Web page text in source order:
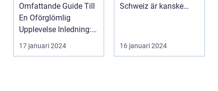
Omfattande Guide Till
En Oförglömlig
Upplevelse Inledning:
Italien, ett land...
17 januari 2024
Schweiz är kanske
16 januari 2024